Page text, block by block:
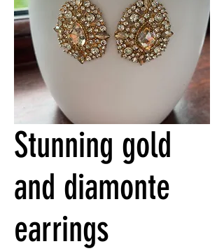
Stunning gold
and diamonte
earrings